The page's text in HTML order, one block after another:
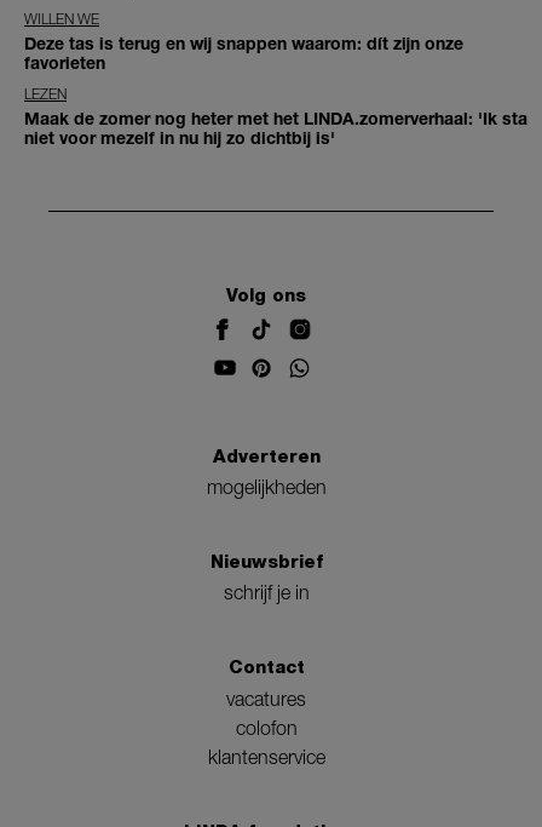
WILLEN WE
Deze tas is terug en wij snappen waarom: dít zijn onze
favorieten
LEZEN
Maak de zomer nog heter met het LINDA.zomerverhaal: 'Ik sta
niet voor mezelf in nu hij zo dichtbij is'
Volg ons
Adverteren
mogelijkheden
Nieuwsbrief
schrijf je in
Contact
vacatures
colofon
klantenservice